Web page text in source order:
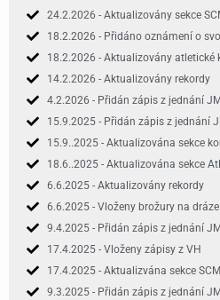
24.2.2026 - Aktualizovány sekce
18.2.2026 - Přidáno oznámení o
18.2.2026 - Aktualizovány atletické
14.2.2026 - Aktualizovány rekordy
4.2.2026 - Přidán zápis z jednání
15.9.2025 - Přidán zápis z jednání
15.9..2025 - Aktualizována sekce
18.6..2025 - Aktualizována sekce
6.6.2025 - Aktualizovány rekordy
6.6.2025 - Vloženy brožury na
9.4.2025 - Přidán zápis z jednání
17.4.2025 - Vloženy zápisy z VH
17.4.2025 - Aktualizvána sekce SCM
9.3.2025 - Přidán zápis z jednání